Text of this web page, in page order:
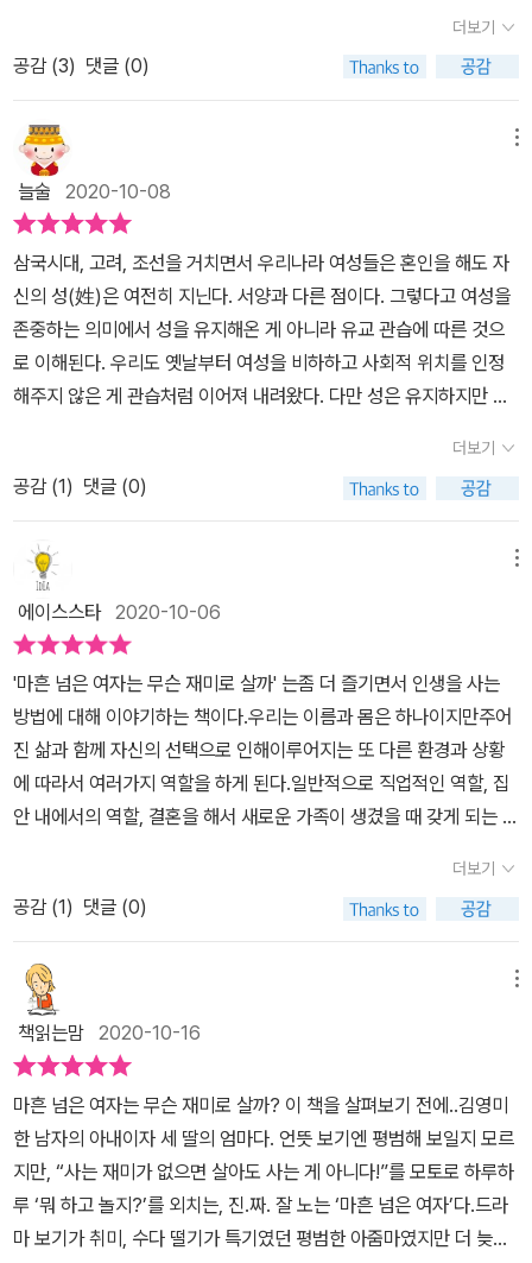
다가어찌할 수 없어서살 속으로 스며드는 것을 한때의 어스름을꽃게
는 천천히 받아들였으리라.껍질이 먹먹해지기 전에가만히 알들에게
말했으리라.저녁이야 불 끄고 잘 시간이야.'​때때로 시련이 다시 나를
찾아올까 두려울 때도 있다. 아무리 지금 편안하고 행복하대도 이 행
복이 평생 단 한 번도 흔들리지 않고 지속될리는 없다. 그러나 나는 꿈
이 있고, 하루하루 꿈을 이루기 위해 열심히 노력하며 산다. 그리고 그
자체가 내 인생의 방패가 되어 주리란 것을 안다. 위기는 기회가 아니
다. 위기는 그냥 위기일 뿐. 위기를 딛고 일어선다면 또 모를까? 위기
는 꿈으로 향해 가는 길에 있던 돌이다. 넘어지면 일어서면 된다. 상처
는 결국 아물고 그 자리에는 전보다 튼튼한 새살이 돋아난다. 그럼 우
리는 더 거친 광야로 나갈 수 있게 된다. ( 285쪽)​삶이 무겁고 나한테
만 버거운 것 같은 순간이 있다. 다들 잘 사는 것 같은데 나만 왜 이렇
게 힘들까. 그런 생각이 들 때는 걱정하는 것은 일단 덮어두고 친한 사
람들과 커피 한 잔 마시면서 이 얘기 저 얘기 아무 얘기 막 떠들다보면
누군가 만나서 수다 떨기에 부담되는 때에는 이 책이 그 역할을 대신
해줄 것이다. ​​​​출판사로부터 도서를 제공받아 작성한 리뷰입니다
재미로 살까?>는 '마흔'이라는 특정 나이를 정한 채 자신의 이야기를
펼쳐나가는 에세이라 여길 수 있을 것이다.하지만 책을 읽는 동안 어
고 꿈과 재미 등의 그녀와 같은 상황을 겪고 있거나 겪고 지나간 이들
의 이야기라는 생각을 하게 된다.나 역시도 '마흔'이 넘으면서 이전과
다른 삶이 펼쳐지고 그로 인한 좌절과 우울감으로 힘든 시간을 보내
면서 내가 좋아했던 것과 지금 하고 싶은 일 등을 떠올려보면서 그녀
가 써 내려간 삶의 이야기에 울컥하기도 하고 버럭하기도 하면서 '다
들 이렇게 살고 있구나!'라는 마음에 한편으론 위안을 받기도 했다.
그녀의 책 속에는 다양한 에피소드와 또 다른 책이 존재했다.각 파트
별로 에피소드를 읽어가는 재미와 책 속에 담긴 좋은 글귀와 그녀가
소개하는 작품들은 또 하나의 볼거리와 감동을 준다.인생에 굴곡이
에 균열이 생기고 벼랑 끝에 몰리게 된 그녀가 찾은 삶의 재미는 글을
쓰는 작가였다.작가가 되기 위한 체계적인 교육을 받기 위한 그녀의
노력과 재능이 합쳐져 지금은 인생 2막의 인생이라는 재미를 느끼며
살고 있다.성공은 때로 어이없이 찾아온다. 뼈를 깎는 노력과 인내가
아니더라도 대박을 맞이하는 일이 있다. 열심히 놀다가 보니 어느 순
간 나도 모르게 유명해져 있었다. (164p)유명 블로거가 되어 맛본 성
공의 짜릿한 경험은 지금도 잊을 수 없다는 그녀.그녀의 말처럼 어쩌
면 아이들만 잘 노는 것이 필요한 것이 아니라 우리들 역시도 재미있
는 것을 찾아서 잘 노는 것이 필요한 것같다.'무슨 재미로 사나?'가 아
닌 '뭐 하고 놀지?'라는 생각의 전환만으로도 기분좋아지는 삶을 기대
하게 하는 책이 바로 이 책이다.남들처럼 잘 놀지 않아도 괜찮다. '그
저 흘러가는대로 살면 되지 뭐 그리 난리야?'라는 생각만 하지 않음
책을 읽어나갔던것 같다.자신의 이야기를 많이 담아 낸 책이었다.작
가님의 아버지는 축구를 한 덕에 체육 선생님이셨지만, 월북을 한 큰
집 할아버지 때문에 수시로 삼청 교육대에 끌려 다녔다고, 그렇기에
일을 할 수 없어 집안의 재산을 저당잡아 도망다니게되었다고 한다.
그래서 어쩔수없이 어머니가 가장이 되셨지만 계속되는 아버지의 빚
에 감당할 수 없어, 수익이 좋던 미용실도 영업이 불가능해 집을 떠날
수 밖에 없었다고 그래서 졸지에 가장이된 오빠의 무게까지 걱정하는
철 든 동생이었다는 어린시절를 이야기하셨고, 그렇게 단칸방에 빛이
없는 시절을 지나 남편을 만나 15년간 우여곡절을 지내 왔는데, 청천
벽력같은 남편의 외도를 알게 되고 삶이 무너지는 경험을 하게 되어,
한동안 술과 자기 비하를 겪었던 시절을 덤덤하게 털어 놓았는데, 사
람들마다 어려운 시절을 털어놓으며 친해져가듯 책을 읽으며, 작가님
의 이야기를 들을 수록 관계가 돈독해지고 마음을 나누는 기분이 들
어 더욱 빠져들었던것 같다. 사람들은 살면서 여러 고개를 넘나드는
절을 지나 자신이 작가에 도전하게된 계기, 이혼을 결심했다가 다시
생각하게된 이야기, 난생 처음 가출하게된 경험, 요가 동영상으로 자
신감을 얻게되었던 시기들을 이야기하며 독자들에게 계속 이야기한
내용은 늦은때는 없다라는 용기를 주셨던것 같다. 간암 말기여도 살
놈은 산다는 이야기 처럼 영어가 싫어도 이민을 가게되면 영어를 할
수 밖에 없는것 처럼, 학업에 자신 없던 작가님이 생계를 위해 공인중
개사를 단기간에 합격한 것처럼 인간에게는 할 수 있는 힘이 있다는
것을 계속 이야기하셔서 책을 읽으며 많은 용기를 얻었던것 같다. 내
가 40대에는 어떤 삶을 살까? 많이 생각했었다. 작가님처럼 자신의
제2의 인생을 꿈꾸듯 계속 노력하는 삶을 산다면 얼마나 멋질까?라
는 생각이 들게 해준 책이었다.작가님의 다음 도전을 응원하며 40이
넘은 여자는 무슨 재미로 살아야할지 궁금한 모든 여성들에게 권하고
싶은 책이었다.
더보기
공감 (3) 댓글 (0)
늘술 2020-10-08
삼국시대, 고려, 조선을 거치면서 우리나라 여성들은 혼인을 해도 자
신의 성(姓)은 여전히 지닌다. 서양과 다른 점이다. 그렇다고 여성을
존중하는 의미에서 성을 유지해온 게 아니라 유교 관습에 따른 것으
로 이해된다. 우리도 옛날부터 여성을 비하하고 사회적 위치를 인정
해주지 않은 게 관습처럼 이어져 내려왔다. 다만 성은 유지하지만 이
다. 이러한 관습은 현대에 들어서서도 여전하다. 적어도 20세기까지
는 그대로 유지돼 왔다. 사회도 남성 중심 그대로. 그러나 20세기말
부터 달라지기 시작했다. 여성의 사회 진출이 늘어나고 경제적으로도
남성에 의존해 살아가야 하는, 예전과는 달라지기 시작했다. 여성해
방운동이 거세지면서 당당한 사회 구성원의 일원으로 대우해야 한다
는 의미에서다. 21세기 들어서면서 많이 달라지긴 했다. 남성들의 인
식도 많이 바뀌었다. 그래도 바뀌지 않은 것은 '성(性)인식'이다. 이에
여성운동을 하는 사람들을 중심으로 '미투'를 이끌어냈다. 남성 중심
의 사회의 인식을 완전히 바뀌어야 한다는 것. 당연한 권리이고 주장
이다.여성을 여성으로 존중해야 한다는 '성인지 감수성'이란 말도 법
원으로부터 나왔다. 성희롱 등 성폭력을 법에서 보호해주는 정도로는
피해 여성이 끊이지 않기 때문이다.그래도 아줌마에 대한 인식은 여
전하다. 결혼한 여자에게는 호칭으로도, 지칭으로도 통칭된다. 간혹
'아줌마!'로 불렀다가 혼나는 경우도 있지만. 점잖게 부르려면 '부
칭은 고관대작의 아내에게만 붙여졌고, 일반 서민들의 부인은 그냥
아줌마로 통칭되는 게 여전하다. 그렇게 지칭하는 남성도 비하하기
위해 아줌마라고 부르진 않는다. 그러나 정작 여성은 이 호칭을 달가
워하는 사람은 별로 없다. 일부 여성들은 더 정감있다고 말하는 사람
도 있다. 그렇게 주장하는 사람은 부인으로 호칭되는 사람들의 위선
적인 여자들의 대명사가 되면서부터였다고 독자는 생각한다. 첫 출발
점이 '복부인' 아니었을까. 하여튼 '아줌마가 되고 나니 '아줌마'라는
단어가 들어간 말이라면 아주 귀에 쏙쏙 들어온다'는 말은 조금은 자
조적인 냄새가 난다. 대신 아줌마들은 삶을 위해서라면, 가족을 위해
더보기
공감 (1) 댓글 (0)
에이스스타2020-10-06
'마흔 넘은 여자는 무슨 재미로 살까' 는좀 더 즐기면서 인생을 사는
방법에 대해 이야기하는 책이다.우리는 이름과 몸은 하나이지만주어
진 삶과 함께 자신의 선택으로 인해이루어지는 또 다른 환경과 상황
에 따라서 여러가지 역할을 하게 된다.일반적으로 직업적인 역할, 집
안 내에서의 역할, 결혼을 해서 새로운 가족이 생겼을 때 갖게 되는 역
을 해야 하는 일이 발생하기도 하고, 어느 역할을 가장 중요하게 생각
해서먼저 수행 해야 하느냐로 많은 고민을 하기도 한다.특히 여자의
경우 결혼을 하게 되면아내와 엄마의 역할이 어느새 자신의삶의 전부
가 되버리게 되면서 자신이중심이었던 삶을 사라지게 된다.'마흔 넘은
여자는 무슨 재미로 살까' 는 수다, 사랑, 먹고 놀기, 공부, 그리고
로 주제를 나누어서 아이들, 남편만을 위한 삶이 아니라 자신에게 충
실하면서꿈꾸었던 삶에 도전하는 방법과 가져야하는 마음가짐이 무
엇인지 설명한다.나이가 어느정도 되면 무엇이든지 다 할 수 있고, 원
하는대로 살 수 있을거라 생각했는데 여전히 수많은 걱정과 고민을
가지고 산다.오히려 새롭게 무엇인가를 하는 것에 있어서주저하거나
망설이는 경우가 많고,자녀들이 성장하면서 여기저기 돈이 들어가는
데도 많아지고, 하는 것 없이 시간이 빠르게 지나가고,건강만큼은 자
더보기
공감 (1) 댓글 (0)
책읽는맘 2020-10-16
마흔 넘은 여자는 무슨 재미로 살까? 이 책을 살펴보기 전에..김영미
한 남자의 아내이자 세 딸의 엄마다. 언뜻 보기엔 평범해 보일지 모르
지만, “사는 재미가 없으면 살아도 사는 게 아니다!”를 모토로 하루하
루 ‘뭐 하고 놀지?’를 외치는, 진.짜. 잘 노는 ‘마흔 넘은 여자’다.드라
마 보기가 취미, 수다 떨기가 특기였던 평범한 아줌마였지만 더 늦기